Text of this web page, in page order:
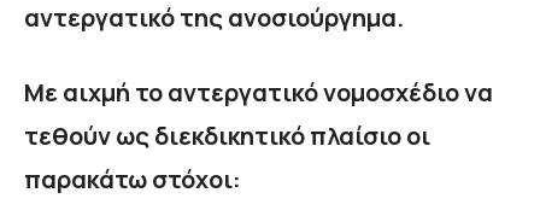
αντεργατικό της ανοσιούργημα.
Με αιχμή το αντεργατικό νομοσχέδιο να
τεθούν ως διεκδικητικό πλαίσιο οι
παρακάτω στόχοι: